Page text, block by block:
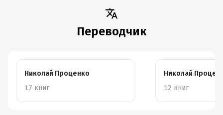
Переводчик
Николай Проценко
17 книг
Николай
12 книг